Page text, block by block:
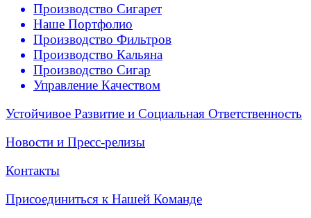
Производство Сигарет
Наше Портфолио
Производство Фильтров
Производство Кальяна
Производство Сигар
Управление Качеством
Устойчивое Развитие и Социальная Ответственность
Новости и Пресс-релизы
Контакты
Присоединиться к Нашей Команде